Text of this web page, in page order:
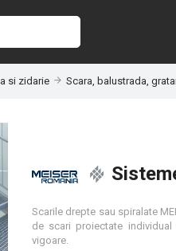
si zidarie Scara, balustrada,
Scarile drepte sau spiralate
de scari proiectate
vigoare.